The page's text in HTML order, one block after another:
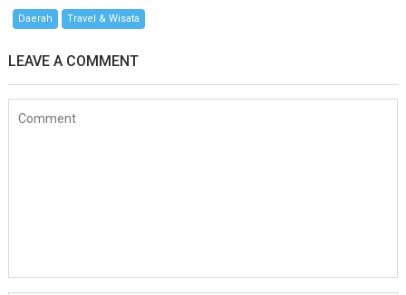
Daerah Travel & Wisata
LEAVE A COMMENT